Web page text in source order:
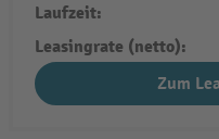
Laufzeit:
Leasingrate (netto):
Zum